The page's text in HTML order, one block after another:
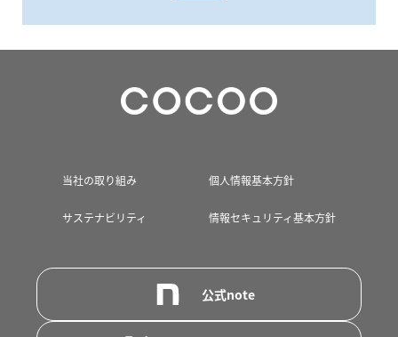
公式note
当社の取り組み
サステナビリティ
個人情報基本方針
情報セキュリティ基本方針